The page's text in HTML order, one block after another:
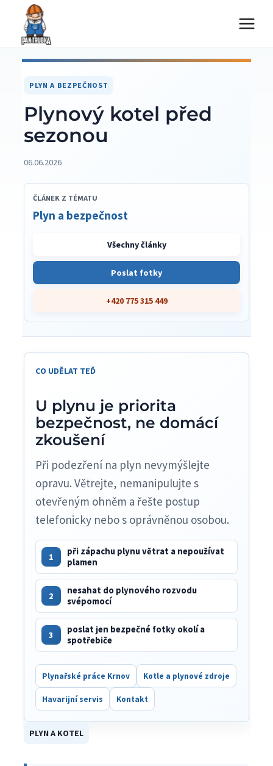
Přeskočit
obsah
PLYN A BEZPEČNOST
Plynový kotel před
sezonou
06.06.2026
ČLÁNEK Z TÉMATU
Plyn a bezpečnost
Všechny články
Poslat fotky
+420 775 315 449
CO UDĚLAT TEĎ
U plynu je priorita
bezpečnost, ne domácí
zkoušení
Při podezření na plyn nevymýšlejte
opravu. Větrejte, nemanipulujte s
otevřeným ohněm a řešte postup
telefonicky nebo s oprávněnou osobou.
1
při zápachu plynu větrat a nepoužívat
plamen
2
nesahat do plynového rozvodu
svépomocí
3
poslat jen bezpečné fotky okolí a
spotřebiče
Plynařské práce Krnov Kotle a plynové zdroje
Havarijní servis Kontakt
PLYN A KOTEL